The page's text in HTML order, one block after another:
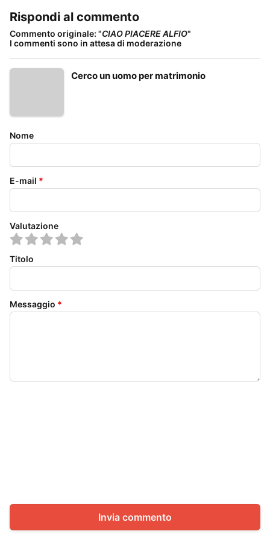
Rispondi al commento
Commento originale: "CIAO PIACERE ALFIO"
I commenti sono in attesa di moderazione
Cerco un uomo per matrimonio
Nome
E-mail *
Valutazione
Titolo
Messaggio *
Invia commento